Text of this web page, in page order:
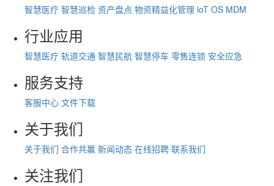
智慧医疗 智慧巡检 资产盘点 物资精益化管理 loT OS MDM
行业应用
智慧医疗 轨道交通 智慧民航 智慧停车 零售连锁 安全应急
服务支持
客服中心 文件下载
关于我们
关于我们 合作共赢 新闻动态 在线招聘 联系我们
关注我们